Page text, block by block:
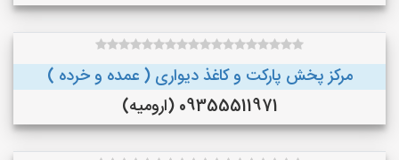
مرکز پخش پارکت و کاغذ دیواری ( عمده و خرده )
09355511971 (ارومیه)